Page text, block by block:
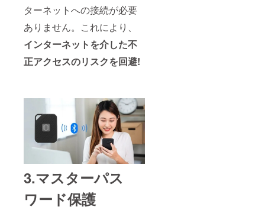
ターネットへの接続が必要
ありません。これにより、
インターネットを介した不
正アクセスのリスクを回避!
3.マスターパス
ワード保護